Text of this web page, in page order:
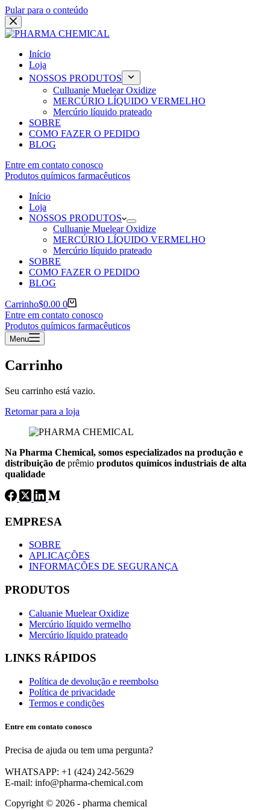
Pular para o conteúdo
Início
Loja
NOSSOS PRODUTOS
Culluanie Muelear Oxidize
MERCÚRIO LÍQUIDO VERMELHO
Mercúrio líquido prateado
SOBRE
COMO FAZER O PEDIDO
BLOG
Entre em contato conosco
Produtos químicos farmacêuticos
Início
Loja
NOSSOS PRODUTOS
Culluanie Muelear Oxidize
MERCÚRIO LÍQUIDO VERMELHO
Mercúrio líquido prateado
SOBRE
COMO FAZER O PEDIDO
BLOG
Carrinho$0.00 0
Entre em contato conosco
Produtos químicos farmacêuticos
Menu
Carrinho
Seu carrinho está vazio.
Retornar para a loja
Na Pharma Chemical, somos especializados na produção e
distribuição de prêmio produtos químicos industriais de alta
qualidade
EMPRESA
SOBRE
APLICAÇÕES
INFORMAÇÕES DE SEGURANÇA
PRODUTOS
Caluanie Muelear Oxidize
Mercúrio líquido vermelho
Mercúrio líquido prateado
LINKS RÁPIDOS
Política de devolução e reembolso
Política de privacidade
Termos e condições
Entre em contato conosco
Precisa de ajuda ou tem uma pergunta?
WHATSAPP: +1 (424) 242-5629
E-mail: info@pharma-chemical.com
Copyright © 2026 - pharma chemical